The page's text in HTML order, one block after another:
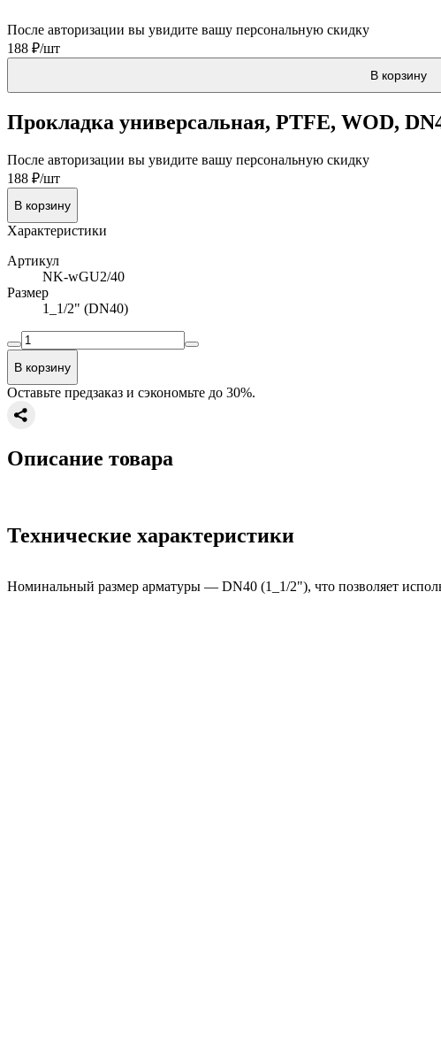
После авторизации вы увидите вашу персональную скидку
188 ₽/шт
В корзину
Прокладка универсальная, PTFE, WOD,
После авторизации вы увидите вашу персональную скидку
188 ₽/шт
В корзину
Характеристики
Артикул
NK-wGU2/40
Размер
1_1/2" (DN40)
В корзину
Оставьте предзаказ и сэкономьте до 30%.
Описание товара
Технические характеристики
Номинальный размер арматуры — DN40 (1_1/2"), что позволяет